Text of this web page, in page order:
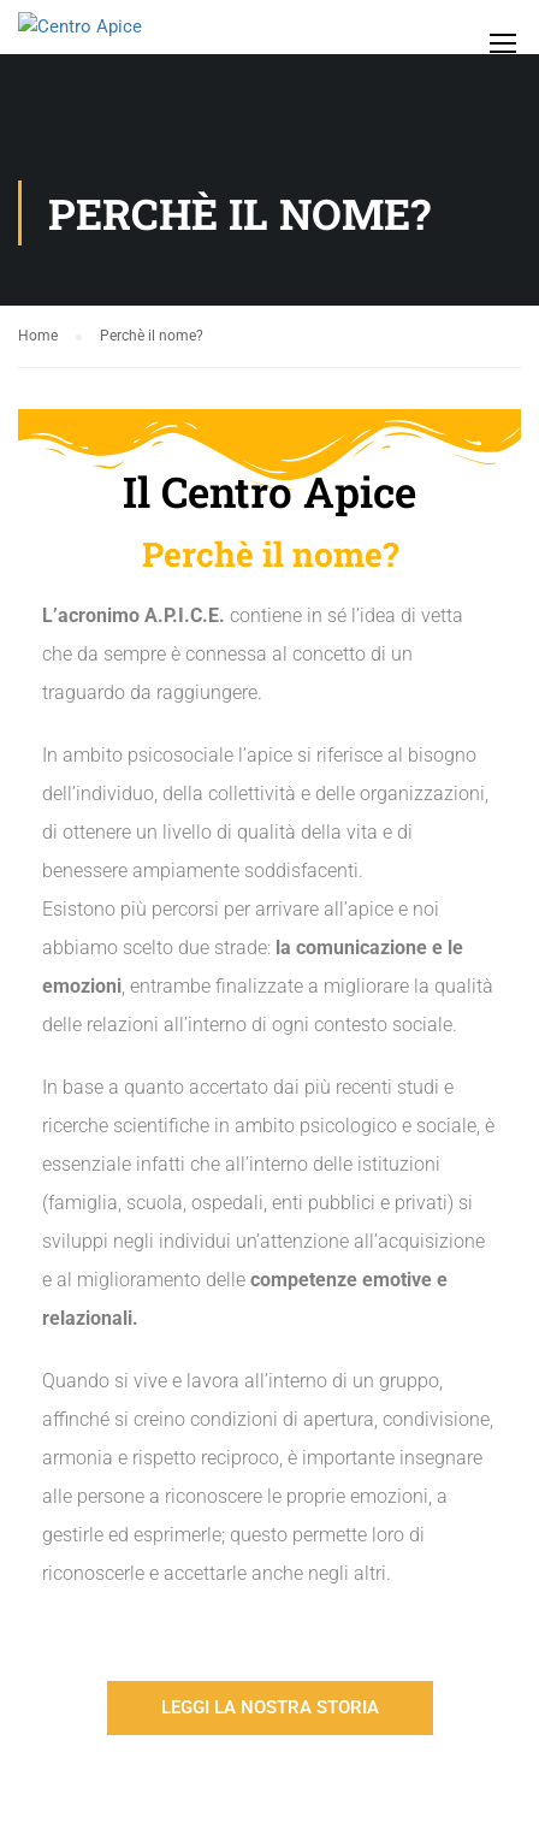
PERCHÈ IL NOME?
Home Perchè il nome?
Il Centro Apice
Perchè il nome?
L’acronimo A.P.I.C.E. contiene in sé l’idea di vetta
che da sempre è connessa al concetto di un
traguardo da raggiungere.
In ambito psicosociale l’apice si riferisce al bisogno
dell’individuo, della collettività e delle organizzazioni,
di ottenere un livello di qualità della vita e di
benessere ampiamente soddisfacenti.
Esistono più percorsi per arrivare all’apice e noi
abbiamo scelto due strade: la comunicazione e le
emozioni, entrambe finalizzate a migliorare la qualità
delle relazioni all’interno di ogni contesto sociale.
In base a quanto accertato dai più recenti studi e
ricerche scientifiche in ambito psicologico e sociale, è
essenziale infatti che all’interno delle istituzioni
(famiglia, scuola, ospedali, enti pubblici e privati) si
sviluppi negli individui un’attenzione all’acquisizione
e al miglioramento delle competenze emotive e
relazionali.
Quando si vive e lavora all’interno di un gruppo,
affinché si creino condizioni di apertura, condivisione,
armonia e rispetto reciproco, è importante insegnare
alle persone a riconoscere le proprie emozioni, a
gestirle ed esprimerle; questo permette loro di
riconoscerle e accettarle anche negli altri.
LEGGI LA NOSTRA STORIA